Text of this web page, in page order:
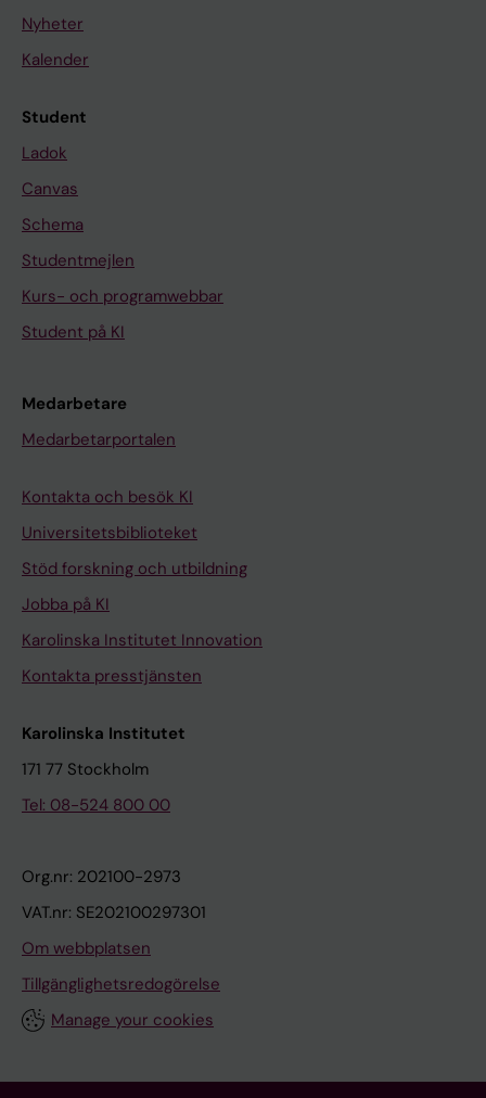
Nyheter
Kalender
Student
Ladok
Canvas
Schema
Studentmejlen
Kurs- och programwebbar
Student på KI
Medarbetare
Medarbetarportalen
Kontakta och besök KI
Universitetsbiblioteket
Stöd forskning och utbildning
Jobba på KI
Karolinska Institutet Innovation
Kontakta presstjänsten
Karolinska Institutet
171 77 Stockholm
Tel: 08-524 800 00
Org.nr: 202100-2973
VAT.nr: SE202100297301
Om webbplatsen
Tillgänglighetsredogörelse
Manage your cookies